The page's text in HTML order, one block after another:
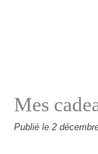
Mes
Publié le 2